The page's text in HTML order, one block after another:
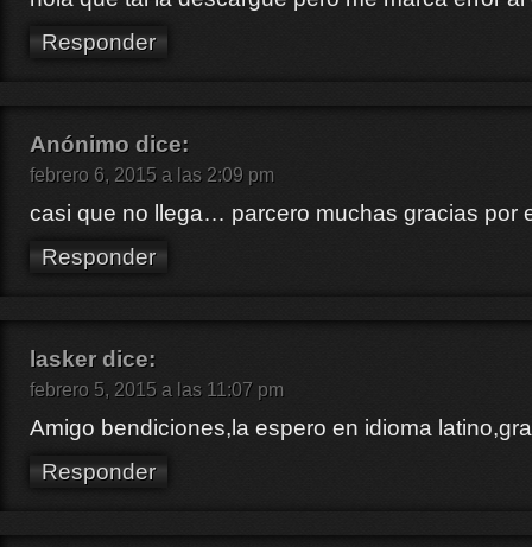
Responder
Anónimo dice:
febrero 6, 2015 a las 2:09 pm
casi que no llega… parcero muchas gracias por
Responder
lasker dice:
febrero 5, 2015 a las 11:07 pm
Amigo bendiciones,la espero en idioma
Responder